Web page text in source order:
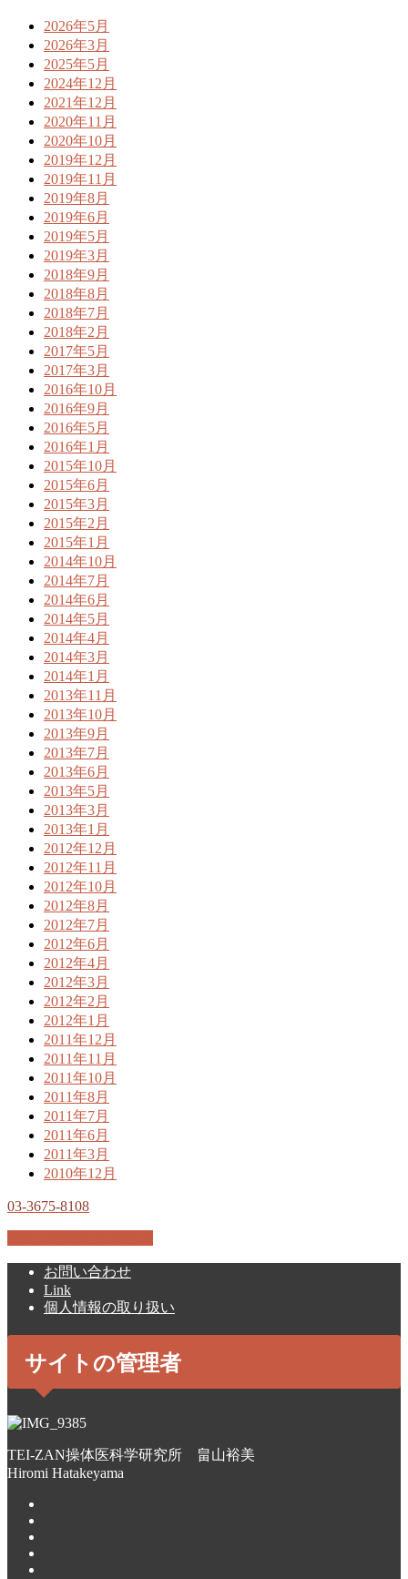
2026年5月
2026年3月
2025年5月
2024年12月
2021年12月
2020年11月
2020年10月
2019年12月
2019年11月
2019年8月
2019年6月
2019年5月
2019年3月
2018年9月
2018年8月
2018年7月
2018年2月
2017年5月
2017年3月
2016年10月
2016年9月
2016年5月
2016年1月
2015年10月
2015年6月
2015年3月
2015年2月
2015年1月
2014年10月
2014年7月
2014年6月
2014年5月
2014年4月
2014年3月
2014年1月
2013年11月
2013年10月
2013年9月
2013年7月
2013年6月
2013年5月
2013年3月
2013年1月
2012年12月
2012年11月
2012年10月
2012年8月
2012年7月
2012年6月
2012年4月
2012年3月
2012年2月
2012年1月
2011年12月
2011年11月
2011年10月
2011年8月
2011年7月
2011年6月
2011年3月
2010年12月
03-3675-8108
お問い合わせ
Link
個人情報の取り扱い
サイトの管理者
TEI-ZAN操体医科学研究所 畠山裕美
Hiromi Hatakeyama